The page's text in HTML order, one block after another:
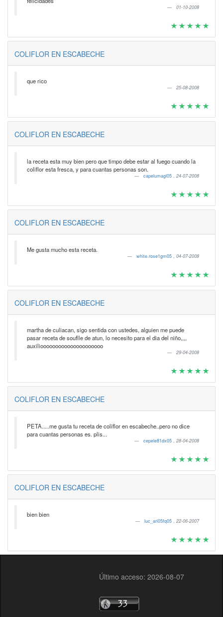
01-10-2008
COLIFLOR EN ESCABECHE
que rico
25-08-2008
COLIFLOR EN ESCABECHE
la receta esta muy bien pero que timpo debe estar al fuego cuando la
coliflor esta fresca, y para cuantas personas son.
capelumagl05 , 24-07-2008
COLIFLOR EN ESCABECHE
Me gusta mucho esta receta.
white.rose1gm05 , 04-07-2008
COLIFLOR EN ESCABECHE
martha de culiacan, sigo sentida con ustedes, alguien me puede
pasar receta de souflle de atun, lo necesito para el dia del niño,,,,
auxiliooooooooooooooooooooo
29-04-2008
COLIFLOR EN ESCABECHE
PETA.....me gusta tu receta de coliflor en escabeche..pero no dice
para cuantas personas es. plis...
cepele81dx05 , 28-04-2008
COLIFLOR EN ESCABECHE
bien bien
luc_ari05fq05 , 22-06-2007
Último acceso: 2026-08-07